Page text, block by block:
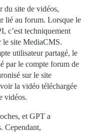
du site de vidéos,
lié au forum. Lorsque le
c’est techniquement
le site MediaCMS.
utilisateur partagé, le
par le compte forum de
sur le site
la vidéo téléchargée
vidéos.
et GPT a
Cependant,